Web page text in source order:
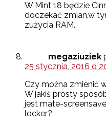
W Mint 18 będzie
doczekać zmian,w
zużycia RAM.
megaziuziek
25 stycznia, 2016 o
Czy można zmienić
W jakiś prosty
jest mate-
locker?